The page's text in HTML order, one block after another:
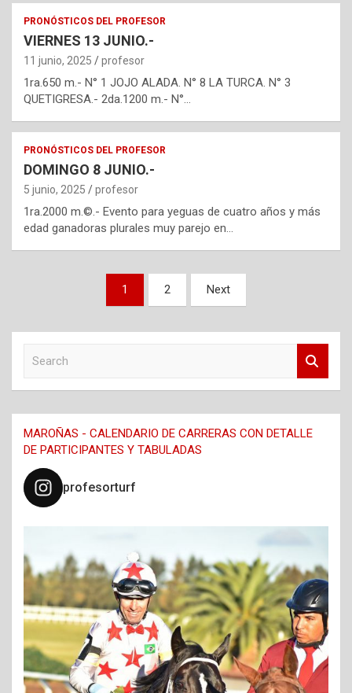
PRONÓSTICOS DEL PROFESOR
VIERNES 13 JUNIO.-
11 junio, 2025 profesor
1ra.650 m.- N° 1 JOJO ALADA. N° 8 LA TURCA. N° 3
QUETIGRESA.- 2da.1200 m.- N°…
PRONÓSTICOS DEL PROFESOR
DOMINGO 8 JUNIO.-
5 junio, 2025 profesor
1ra.2000 m.©.- Evento para yeguas de cuatro años y más
edad ganadoras plurales muy parejo en…
entradas
1 2 Next
c
h
MAROÑAS - CALENDARIO DE CARRERAS CON DETALLE
DE PARTICIPANTES Y TABULADAS
profesorturf